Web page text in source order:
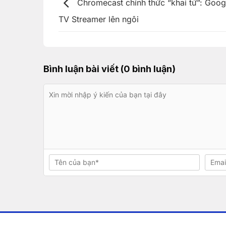
Chromecast chính thức “khai tử”:
TV Streamer lên ngôi
Bình luận bài viết (0 bình luận)